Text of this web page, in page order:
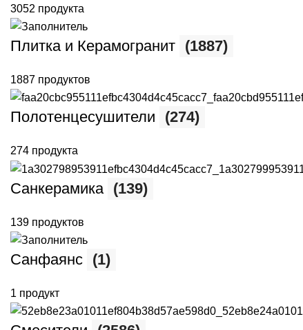
3052 продукта
Плитка и Керамогранит (1887)
1887 продуктов
Полотенцесушители (274)
274 продукта
Санкерамика (139)
139 продуктов
Санфаянс (1)
1 продукт